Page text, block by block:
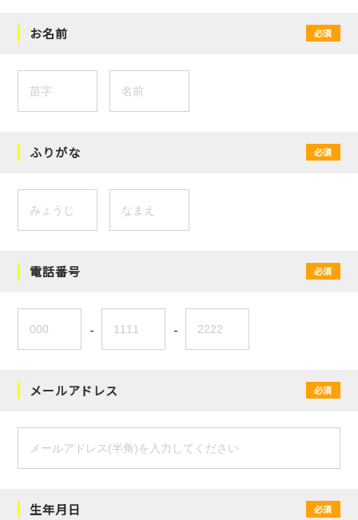
お名前 必須
ふりがな 必須
電話番号 必須
- -
メールアドレス 必須
生年月日 必須